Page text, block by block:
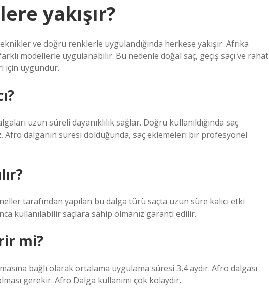
yakışır?
ve doğru renklerle uygulandığında herkese yakışır. Afrika
modellerle uygulanabilir. Bu nedenle doğal saç, geçiş saçı ve rahat
için uygundur.
uzun süreli dayanıklılık sağlar. Doğru kullanıldığında saç
Afro dalganın süresi dolduğunda, saç eklemeleri bir profesyonel
tarafından yapılan bu dalga türü saçta uzun süre kalıcı etki
kullanılabilir saçlara sahip olmanız garanti edilir.
mi?
bağlı olarak ortalama uygulama süresi 3,4 aydır. Afro dalgası
gerekir. Afro Dalga kullanımı çok kolaydır.